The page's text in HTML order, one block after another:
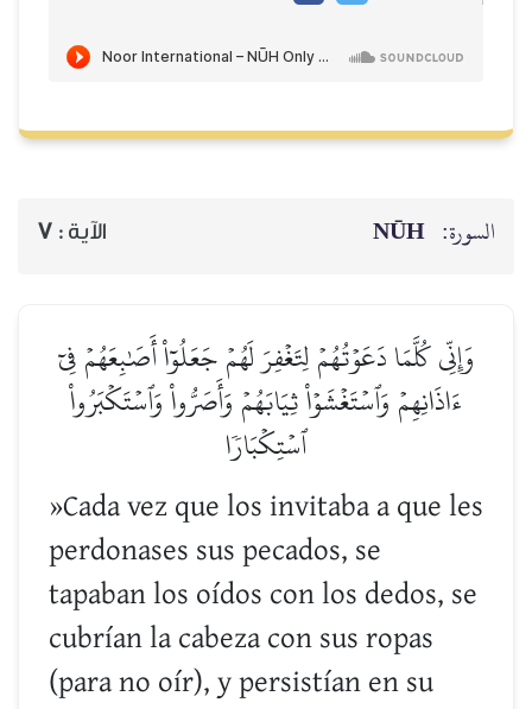
السورة: NŪH الآية : 7
وَإِنِّي كُلَّمَا دَعَوۡتُهُمۡ لِتَغۡفِرَ لَهُمۡ جَعَلُوٓاْ أَصَٰبِعَهُمۡ فِيٓ
ءَاذَانِهِمۡ وَٱسۡتَغۡشَوۡاْ ثِيَابَهُمۡ وَأَصَرُّواْ وَٱسۡتَكۡبَرُواْ
ٱسۡتِكۡبَارٗا
»Cada vez que los invitaba a que les
perdonases sus pecados, se
tapaban los oídos con los dedos, se
cubrían la cabeza con sus ropas
(para no oír), y persistían en su